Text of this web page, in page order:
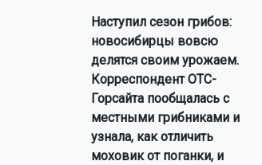
Наступил сезон грибов:
новосибирцы вовсю
делятся своим урожаем.
Корреспондент ОТС-
Горсайта пообщалась с
местными грибниками и
узнала, как отличить
моховик от поганки, и